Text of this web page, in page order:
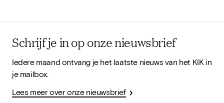
Schrijf je in op onze nieuwsbrief
Iedere maand ontvang je het laatste nieuws van het KIK in
je mailbox.
Lees meer over onze nieuwsbrief